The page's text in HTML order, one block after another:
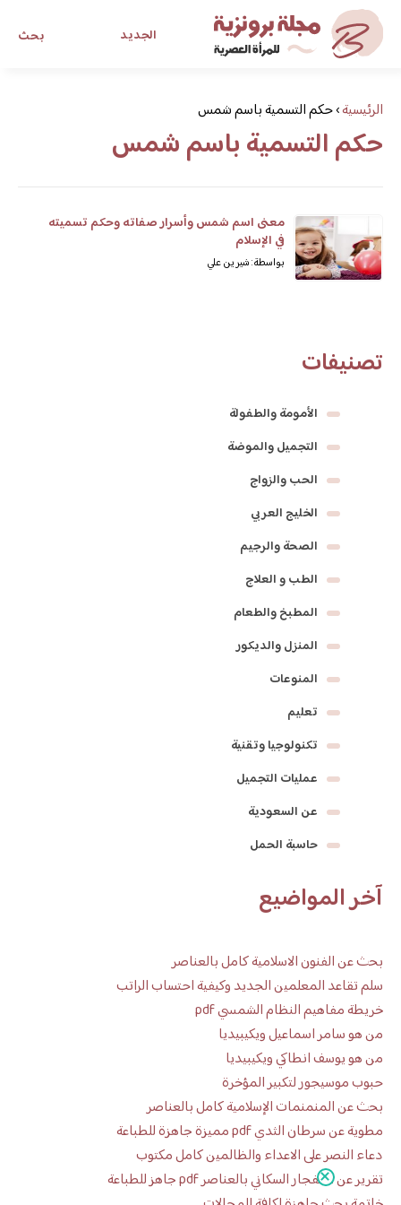
بحث الجديد
مجلة برونزية للفتاة العصرية
ابحث عن أي موضوع يهمك
الرئيسية›حكم التسمية باسم شمس
حكم التسمية باسم شمس
معنى اسم شمس وأسرار صفاته وحكم تسميته
في الإسلام
بواسطة: شيرين علي
تصنيفات
الأمومة والطفولة
التجميل والموضة
الحب والزواج
الخليج العربي
الصحة والرجيم
الطب و العلاج
المطبخ والطعام
المنزل والديكور
المنوعات
تعليم
تكنولوجيا وتقنية
عمليات التجميل
عن السعودية
حاسبة الحمل
آخر المواضيع
بحث عن الفنون الاسلامية كامل بالعناصر
سلم تقاعد المعلمين الجديد وكيفية احتساب الراتب
خريطة مفاهيم النظام الشمسي pdf
من هو سامر اسماعيل ويكيبيديا
من هو يوسف انطاكي ويكيبيديا
حبوب موسيجور لتكبير المؤخرة
بحث عن المنمنمات الإسلامية كامل بالعناصر
مطوية عن سرطان الثدي pdf مميزة جاهزة للطباعة
دعاء النصر على الاعداء والظالمين كامل مكتوب
تقرير عن الانفجار السكاني بالعناصر pdf جاهز للطباعة